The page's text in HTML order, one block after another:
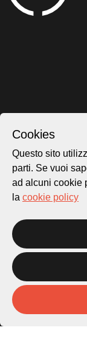
Cookies
Questo sito
parti. Se vuoi
ad alcuni cookie
la cookie policy